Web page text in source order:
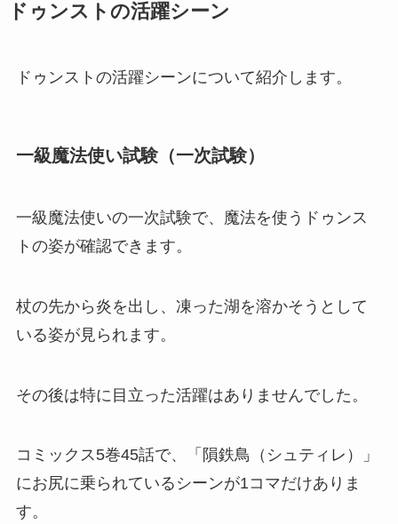
ドゥンストの活躍シーン
ドゥンストの活躍シーンについて紹介します。
一級魔法使い試験（一次試験）
一級魔法使いの一次試験で、魔法を使うドゥンス
トの姿が確認できます。
杖の先から炎を出し、凍った湖を溶かそうとして
いる姿が見られます。
その後は特に目立った活躍はありませんでした。
コミックス5巻45話で、「隕鉄鳥（シュティレ）」
にお尻に乗られているシーンが1コマだけありま
す。